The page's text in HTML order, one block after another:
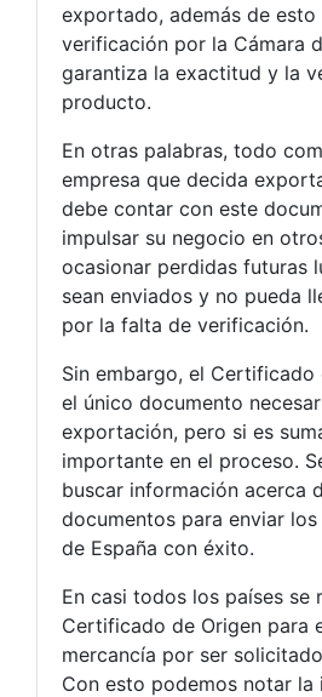
exportado, además de esto
verificación por la Cámara
garantiza la exactitud y la
producto.
En otras palabras, todo
empresa que decida
debe contar con este
impulsar su negocio en
ocasionar perdidas futuras
sean enviados y no pueda
por la falta de verificación.
Sin embargo, el Certificado
el único documento
exportación, pero si es
importante en el proceso.
buscar información acerca
documentos para enviar
de España con éxito.
En casi todos los países se
Certificado de Origen para
mercancía por ser
Con esto podemos notar la